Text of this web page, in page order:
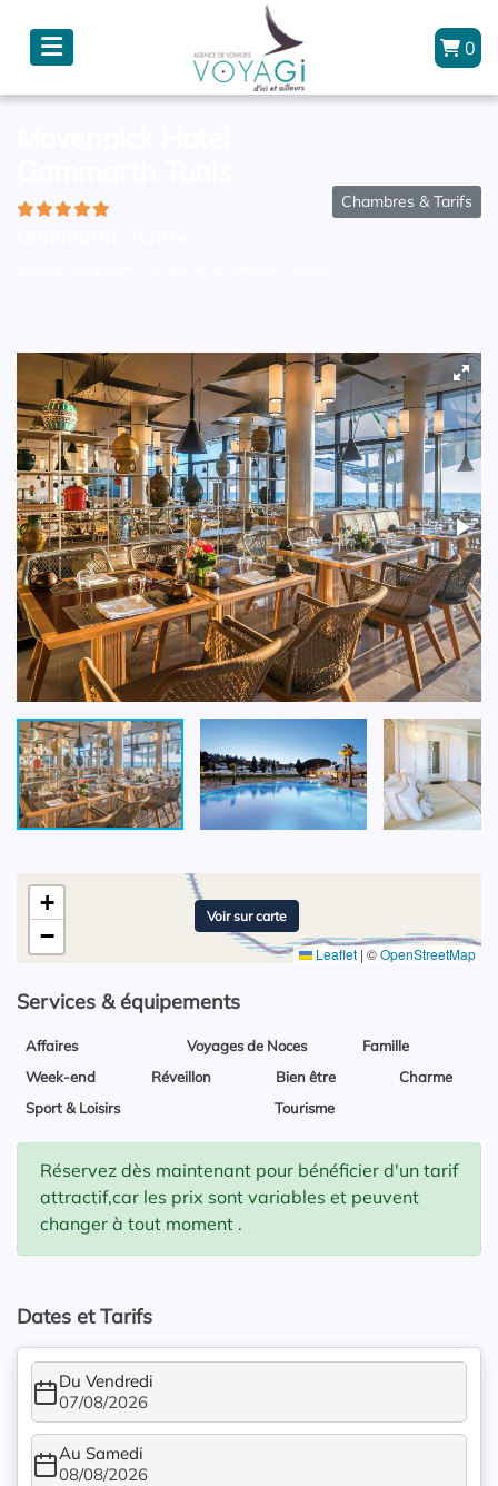
0
Chambres & Tarifs
+
−
Leaflet | ©OpenStreetMap
Voir sur carte
Services & équipements
Affaires Voyages de Noces
Famille
Week-end
Réveillon Bien être
Charme
Sport & Loisirs
Tourisme
Réservez dès maintenant pour bénéficier d'un tarif
attractif,car les prix sont variables et peuvent
changer à tout moment .
Dates et Tarifs
Du Vendredi
07/08/2026
Au Samedi
08/08/2026